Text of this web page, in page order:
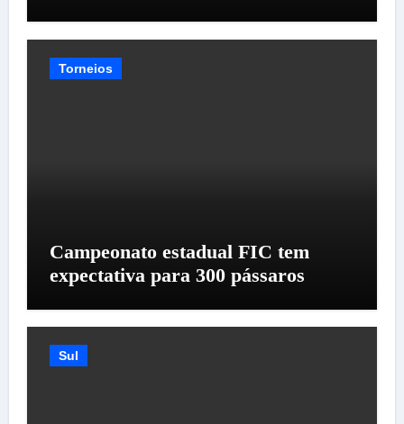
Torneios
Campeonato estadual FIC tem
expectativa para 300 pássaros
Sul